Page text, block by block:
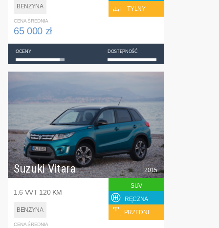
BENZYNA
TYLNY
CENA ŚREDNIA
65 000 zł
OCENY DOSTĘPNOŚĆ
Suzuki Vitara
1.6 VVT 120 KM
BENZYNA
2015
SUV
RĘCZNA
PRZEDNI
CENA ŚREDNIA